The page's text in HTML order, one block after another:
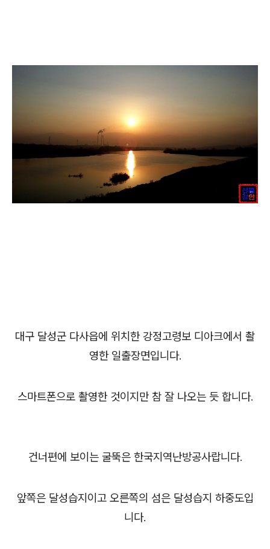
대구 달성군 다사읍에 위치한 강정고령보 디아크에서 촬
영한 일출장면입니다.
스마트폰으로 촬영한 것이지만 참 잘 나오는 듯 합니다.
건너편에 보이는 굴뚝은 한국지역난방공사랍니다.
앞쪽은 달성습지이고 오른쪽의 섬은 달성습지 하중도입
니다.